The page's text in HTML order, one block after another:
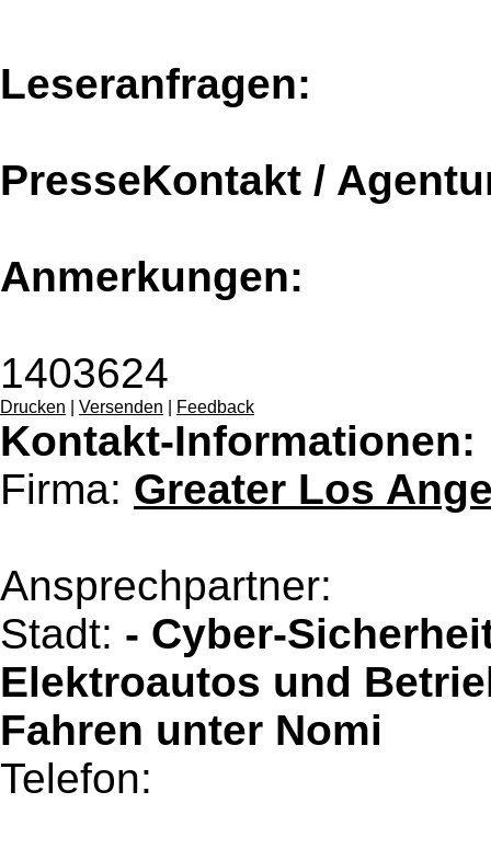
Leseranfragen:
PresseKontakt /
Anmerkungen:
1403624
Drucken Versenden Feedback
Kontakt-Informationen:
Firma: Greater Los
Ansprechpartner:
Stadt: - Cyber-
Elektroautos und
Fahren unter Nomi
Telefon: